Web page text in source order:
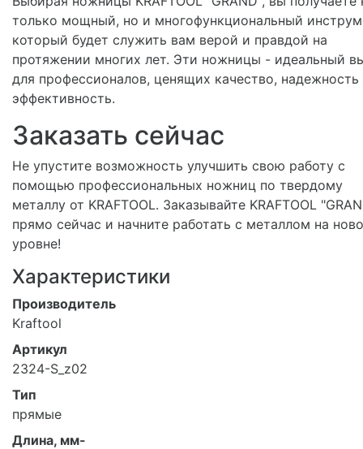
только мощный, но и многофункциональный
который будет служить вам верой и правдой на
протяжении многих лет. Эти ножницы - идеальный
для профессионалов, ценящих качество, надежность
эффективность.
Заказать сейчас
Не упустите возможность улучшить свою работу с
помощью профессиональных ножниц по твердому
металлу от KRAFTOOL. Заказывайте KRAFTOOL
прямо сейчас и начните работать с металлом на
уровне!
Характеристики
Производитель
Kraftool
Артикул
2324-S_z02
Тип
прямые
Длина, мм-